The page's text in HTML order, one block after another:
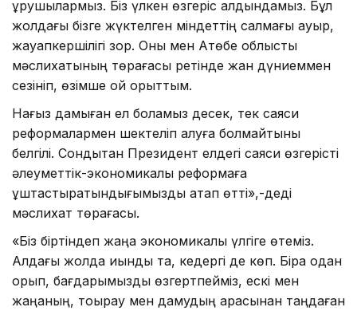
құрушылармыз. Біз үлкен өзгеріс алдындамыз. Бұл
жолдағы бізге жүктелген міндеттің салмағы ауыр,
жауапкершілігі зор. Оны мен Ақтөбе облыстық
мәслихатының төрағасы ретінде жан дүниеммен
сезініп, өзімше ой қорыттым.
Нағыз дамыған ел боламыз десек, тек саяси
реформалармен шектеліп қалуға болмайтыны
белгілі. Сондықтан Президент елдегі саяси өзгерісті
әлеуметтік-экономикалық реформаға
ұштастыратындығымызды атап өтті»,-деді
мәслихат төрағасы.
«Біз біртіндеп жаңа экономикалық үлгіге өтеміз.
Алдағы жолда қиындық та, кедергі де көп. Бірақ одан
қорқып, бағдарымызды өзгертпейміз, ескі мен
жаңаның, тоқырау мен дамудың арасынан таңдаған